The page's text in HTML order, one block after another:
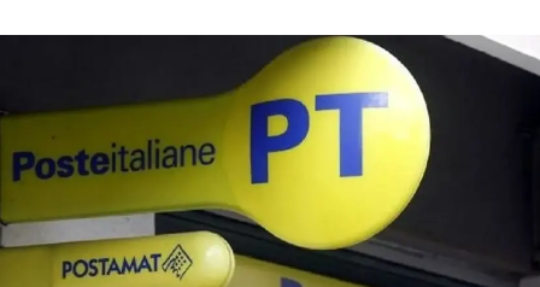
AMBIENTE
CULTURA
ECONOMIA E LAVORO
EVENTI